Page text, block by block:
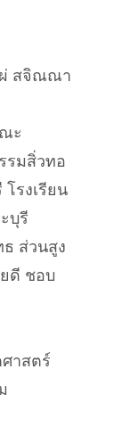
ผ่ สจิณณา
ะ
รมสิ่วทอ
รงเรียน
บุรี
ธ ส่วนสูง
ดี ชอบ
าสตร์